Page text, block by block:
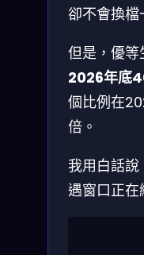
卻不會換檔
但是，優
2026年底
個比例在
倍。
我用白話
遇窗口正在